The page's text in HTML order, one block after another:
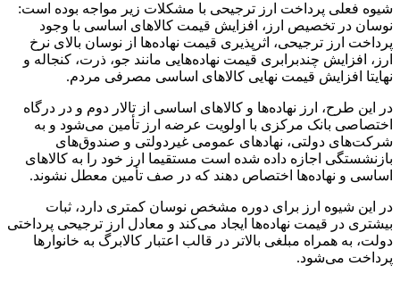
شیوه فعلی پرداخت ارز ترجیحی با مشکلات زیر مواجه بوده است:
نوسان در تخصیص ارز، افزایش قیمت کالاهای اساسی با وجود
پرداخت ارز ترجیحی، اثرپذیری قیمت نهاده‌ها از نوسان بالای نرخ
ارز، افزایش چندبرابری قیمت نهاده‌هایی مانند جو، ذرت، کنجاله و
نهایتا افزایش قیمت نهایی کالاهای اساسی مصرفی مردم.
در این طرح، ارز نهاده‌ها و کالاهای اساسی از تالار دوم و در درگاه
اختصاصی بانک مرکزی با اولویت عرضه ارز تأمین می‌شود و به
شرکت‌های دولتی، نهادهای عمومی غیردولتی و صندوق‌های
بازنشستگی اجازه داده شده است مستقیما ارز خود را به کالاهای
اساسی و نهاده‌ها اختصاص دهند که در صف تأمین معطل نشوند.
در این شیوه ارز برای دوره مشخص نوسان کمتری دارد، ثبات
بیشتری در قیمت نهاده‌ها ایجاد می‌کند و معادل ارز ترجیحی پرداختی
دولت، به همراه مبلغی بالاتر در قالب اعتبار کالابرگ به خانوارها
پرداخت می‌شود.